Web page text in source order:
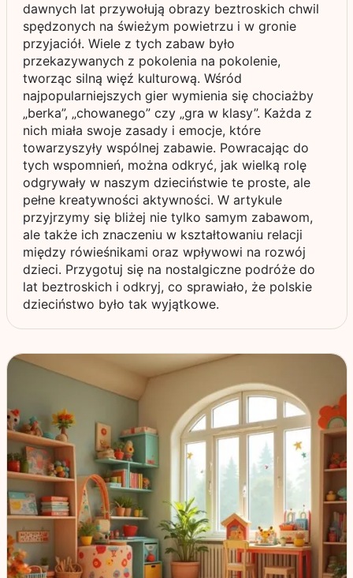
dawnych lat przywołują obrazy beztroskich chwil
spędzonych na świeżym powietrzu i w gronie
przyjaciół. Wiele z tych zabaw było
przekazywanych z pokolenia na pokolenie,
tworząc silną więź kulturową. Wśród
najpopularniejszych gier wymienia się chociażby
„berka”, „chowanego” czy „gra w klasy”. Każda z
nich miała swoje zasady i emocje, które
towarzyszyły wspólnej zabawie. Powracając do
tych wspomnień, można odkryć, jak wielką rolę
odgrywały w naszym dzieciństwie te proste, ale
pełne kreatywności aktywności. W artykule
przyjrzymy się bliżej nie tylko samym zabawom,
ale także ich znaczeniu w kształtowaniu relacji
między rówieśnikami oraz wpływowi na rozwój
dzieci. Przygotuj się na nostalgiczne podróże do
lat beztroskich i odkryj, co sprawiało, że polskie
dzieciństwo było tak wyjątkowe.